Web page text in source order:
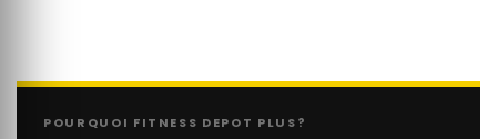
POURQUOI FITNESS DEPOT PLUS?